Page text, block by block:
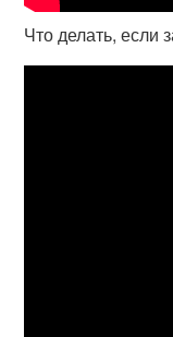
Что делать, если